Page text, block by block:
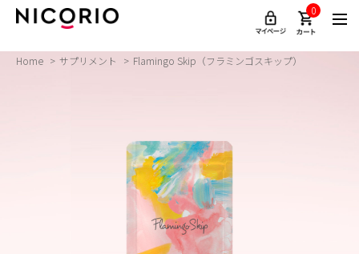
0
Home サプリメント Flamingo Skip（フラミンゴスキップ）